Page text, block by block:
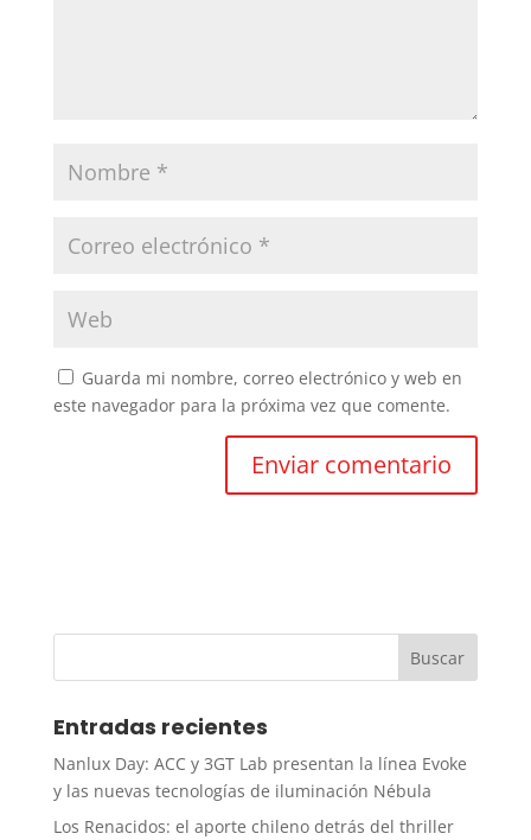
Guarda mi nombre, correo electrónico y web en
este navegador para la próxima vez que comente.
Entradas recientes
Nanlux Day: ACC y 3GT Lab presentan la línea Evoke
y las nuevas tecnologías de iluminación Nébula
Los Renacidos: el aporte chileno detrás del thriller